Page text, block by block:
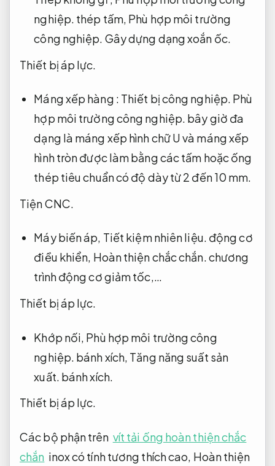
nghiệp. thép tấm, Phù hợp môi trường
công nghiệp. Gây dựng dạng xoắn ốc.
Thiết bị áp lực.
Máng xếp hàng : Thiết bị công nghiệp. Phù
hợp môi trường công nghiệp. bây giờ đa
dạng là máng xếp hình chữ U và máng xếp
hình tròn được làm bằng các tấm hoặc ống
thép tiêu chuẩn có độ dày từ 2 đến 10 mm.
Tiện CNC.
Máy biến áp, Tiết kiệm nhiên liệu. động cơ
điều khiển, Hoàn thiện chắc chắn.chương
trình động cơ giảm tốc,…
Thiết bị áp lực.
Khớp nối, Phù hợp môi trường công
nghiệp. bánh xích, Tăng năng suất sản
xuất. bánh xích.
Thiết bị áp lực.
Các bộ phận trên vít tải ống hoàn thiện chắc
chắn inox có tính tương thích cao, Hoàn thiện